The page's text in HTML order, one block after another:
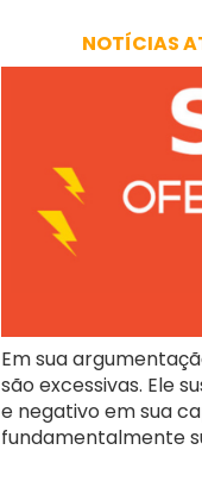
NOTÍCIAS
Em sua
são excessivas. Ele
e negativo em sua
fundamentalmente